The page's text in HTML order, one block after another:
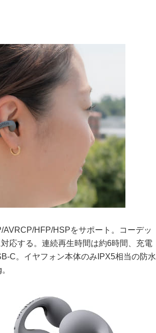
HFP/HSPをサポート。コーデッ
応する。連続再生時間は約6時間、充電
C。イヤフォン本体のみIPX5相当の防水